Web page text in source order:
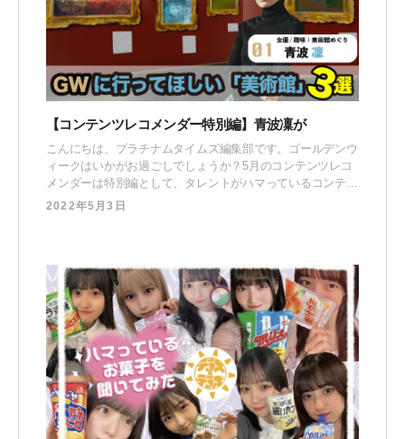
【コンテンツレコメンダー特別編】青波凜が
こんにちは、プラチナムタイムズ編集部です。ゴールデンウ
ィークはいかがお過ごしでしょうか？5月のコンテンツレコ
メンダーは特別編として、タレントがハマっているコンテン
ツをより深掘りしてGW3日連続で配信していきます。 初日
2022年5月3日
HOME